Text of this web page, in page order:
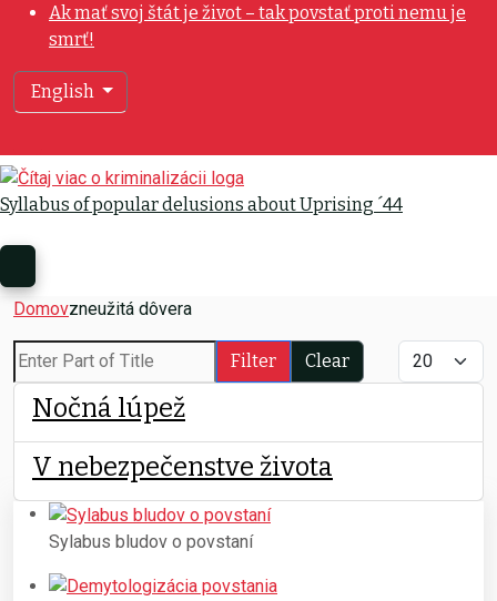
Ak mať svoj štát je život – tak povstať proti nemu je
smrť!
Select your language
English
Syllabus of popular delusions about Uprising ´44
Domovzneužitá dôvera
Enter Part of Title Filter Clear Display #
Nočná lúpež
V nebezpečenstve života
Sylabus bludov o povstaní